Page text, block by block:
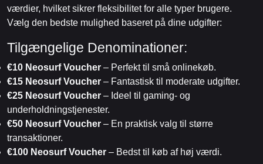
værdier, hvilket sikrer fleksibilitet for alle typer brugere.
Vælg den bedste mulighed baseret på dine udgifter:
Tilgængelige Denominationer:
€10 Neosurf Voucher – Perfekt til små onlinekøb.
€15 Neosurf Voucher – Fantastisk til moderate udgifter.
€25 Neosurf Voucher – Ideel til gaming- og
underholdningstjenester.
€50 Neosurf Voucher – En praktisk valg til større
transaktioner.
€100 Neosurf Voucher – Bedst til køb af høj værdi.